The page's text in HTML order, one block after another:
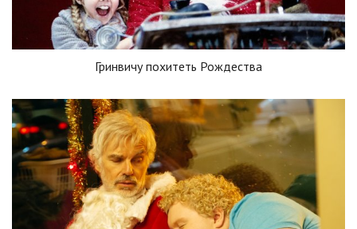
Гринвичу похитеть Рождества